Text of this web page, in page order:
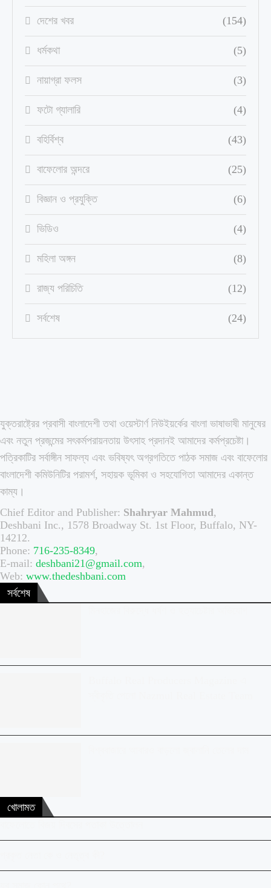
দেশের খবর (154)
ধর্মকথা (5)
নায়াগ্রা ফলস (3)
ফটো গ্যালারি (4)
বহির্বিশ্ব (43)
বাফেলোর অন্দরে (25)
বিজ্ঞান ও প্রযুক্তি (6)
ভিডিও (4)
মহিলা অঙ্গন (8)
রাজ্য পরিচিতি (12)
সর্বশেষ (24)
যুক্তরাষ্ট্রের প্রবাসী বাংলাদেশী তথা ওয়েস্টার্ণ নিউইয়র্কের বাংলা ভাষাভাষী মানুষের
এবং নতুন প্রজন্মের সৎকর্মপরায়নতায় উৎসাহ প্রদানই আমাদের কর্মপ্রচেষ্টা।
পত্রিকাটির সর্বাঙ্গীন সাফল্য এবং ভবিষ্যৎ অগ্রগতিতে পাঠক সমাজ এবং বাফেলোর
বাংলাদেশী কমিউনিটির পরামর্শ, সহায়ক ভূমিকা ও সহযোগিতা আমাদের একান্ত
কাম্য।
Chief Editor and Publisher: Shahryar Mahmud,
Deshbani Inc., 1578 Broadway St. 1st Floor, Buffalo, NY-
14212.
Phone: 716-235-8349,
E-mail: deshbani21@gmail.com,
Web: www.thedeshbani.com
সর্বশেষ
খোলামত